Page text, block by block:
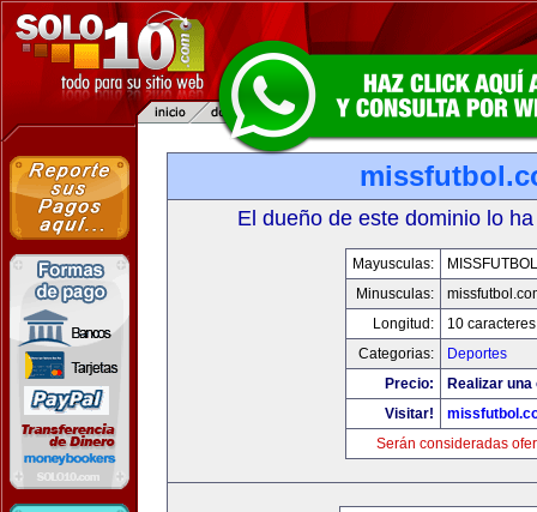
El dueño de este dominio lo
Mayusculas:
Minusculas:
Longitud:
10 caracteres
Categorias:
Deportes
Precio:
Realizar
Visitar!
Serán consideradas